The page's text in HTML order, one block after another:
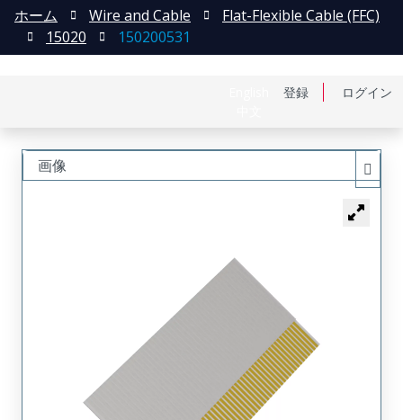
登録 ログイン
ホーム Wire and Cable
Flat-Flexible Cable (FFC)
15020
150200531
画像